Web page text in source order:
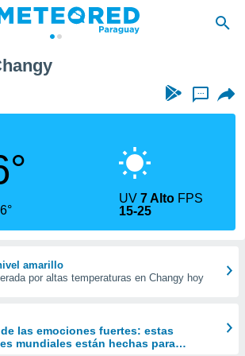
...
UV7 Alto FPS
15-25
amarillo
por altas temperaturas en Changy hoy
las emociones fuertes: estas
mundiales están hechas para